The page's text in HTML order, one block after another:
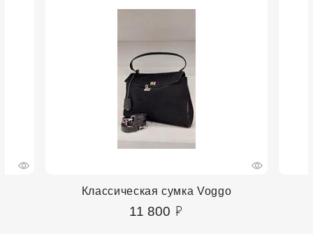
Классическая сумка Voggo
11 800